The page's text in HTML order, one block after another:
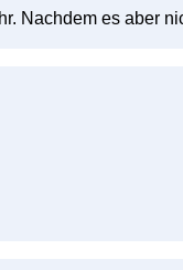
Nachdem es aber